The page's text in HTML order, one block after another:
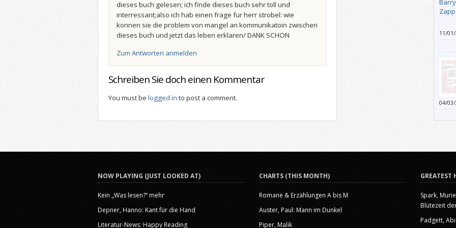
dieses buch gelesen; ich finde dieses buch sehr toll und
interressant;also ich hab einen frage fur herr strobel: wie
konnen sie die problem von mangel an kommunikatoin zwischen
dieses buch und jetzt das leben erklaren/ DANK SCHON
Zum Antworten anmelden
Schreiben Sie doch einen Kommentar
You must be logged in to post a comment.
en
über
11/
mit
04/
NOW PLAYING (JUST LOOKED AT)
Kein „Was lesen?“ mehr
Depner, Hanno: Kant für die Hand
Literatur-News: Happy Reading
CHARTS (THIS MONTH)
Romane & Erzählungen A bis M
Auster, Paul: Mann im Dunkel
Piper, Malik
GREATEST
Spark,
Blütezeit
Padgett,